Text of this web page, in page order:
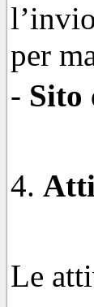
per
- Sito
Le